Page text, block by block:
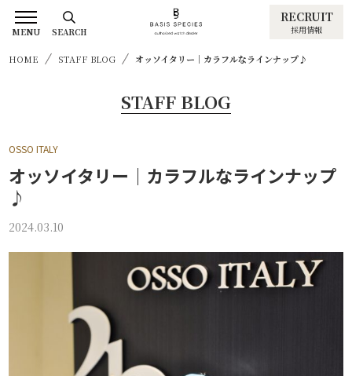
RECRUIT
採用情報
HOME STAFF BLOG オッソイタリー｜カラフルなラインナップ♪
STAFF BLOG
OSSO ITALY
オッソイタリー｜カラフルなラインナップ
♪
2024.03.10
MENU SEARCH